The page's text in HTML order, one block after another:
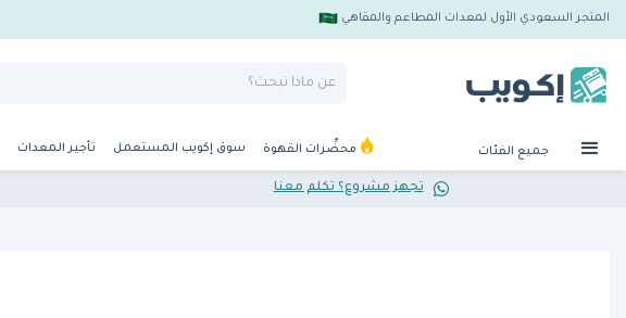
المتجر السعودي الأول لمعدات المطاعم والمقاهي
جميع الفئات محضِّرات القهوة سوق إكويب المستعمل تأجير المعدات
تجهز مشروع؟ تكلم معنا